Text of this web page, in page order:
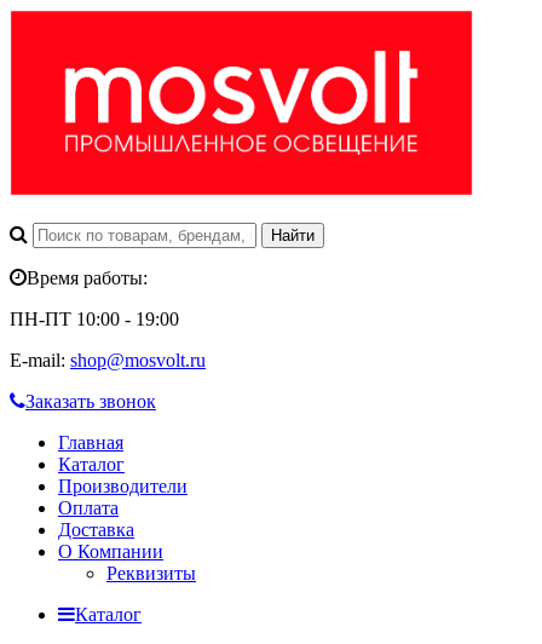
Время работы:
ПН-ПТ 10:00 - 19:00
E-mail: shop@mosvolt.ru
Заказать звонок
Главная
Каталог
Производители
Оплата
Доставка
О Компании
Реквизиты
Каталог